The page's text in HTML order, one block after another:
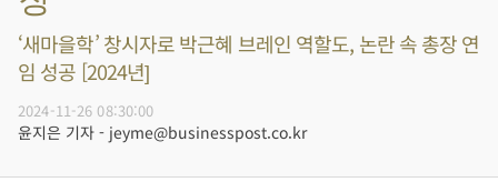
‘새마을학’ 창시자로 박근혜 브레인 역할도, 논란 속 총장 연
임 성공 [2024년]
2024-11-26 08:30:00
윤지은 기자 - jeyme@businesspost.co.kr